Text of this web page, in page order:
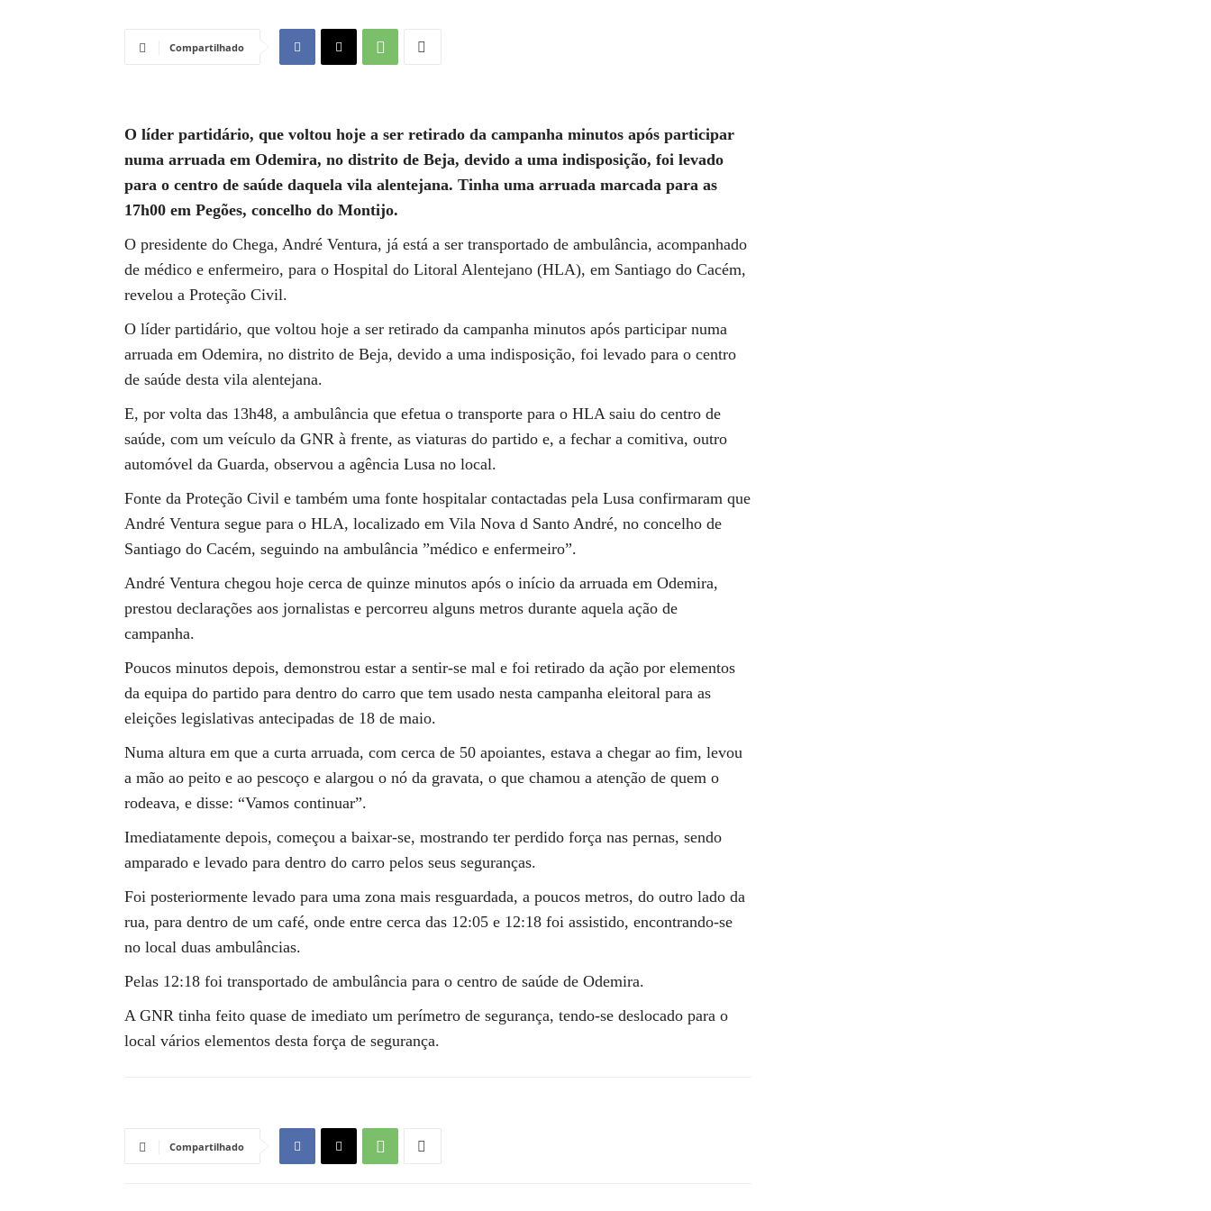
Compartilhado
O líder partidário, que voltou hoje a ser retirado da campanha minutos após participar
numa arruada em Odemira, no distrito de Beja, devido a uma indisposição, foi levado
para o centro de saúde daquela vila alentejana. Tinha uma arruada marcada para as
17h00 em Pegões, concelho do Montijo.
O presidente do Chega, André Ventura, já está a ser transportado de ambulância, acompanhado
de médico e enfermeiro, para o Hospital do Litoral Alentejano (HLA), em Santiago do Cacém,
revelou a Proteção Civil.
O líder partidário, que voltou hoje a ser retirado da campanha minutos após participar numa
arruada em Odemira, no distrito de Beja, devido a uma indisposição, foi levado para o centro
de saúde desta vila alentejana.
E, por volta das 13h48, a ambulância que efetua o transporte para o HLA saiu do centro de
saúde, com um veículo da GNR à frente, as viaturas do partido e, a fechar a comitiva, outro
automóvel da Guarda, observou a agência Lusa no local.
Fonte da Proteção Civil e também uma fonte hospitalar contactadas pela Lusa confirmaram que
André Ventura segue para o HLA, localizado em Vila Nova d Santo André, no concelho de
Santiago do Cacém, seguindo na ambulância ”médico e enfermeiro”.
André Ventura chegou hoje cerca de quinze minutos após o início da arruada em Odemira,
prestou declarações aos jornalistas e percorreu alguns metros durante aquela ação de
campanha.
Poucos minutos depois, demonstrou estar a sentir-se mal e foi retirado da ação por elementos
da equipa do partido para dentro do carro que tem usado nesta campanha eleitoral para as
eleições legislativas antecipadas de 18 de maio.
Numa altura em que a curta arruada, com cerca de 50 apoiantes, estava a chegar ao fim, levou
a mão ao peito e ao pescoço e alargou o nó da gravata, o que chamou a atenção de quem o
rodeava, e disse: “Vamos continuar”.
Imediatamente depois, começou a baixar-se, mostrando ter perdido força nas pernas, sendo
amparado e levado para dentro do carro pelos seus seguranças.
Foi posteriormente levado para uma zona mais resguardada, a poucos metros, do outro lado da
rua, para dentro de um café, onde entre cerca das 12:05 e 12:18 foi assistido, encontrando-se
no local duas ambulâncias.
Pelas 12:18 foi transportado de ambulância para o centro de saúde de Odemira.
A GNR tinha feito quase de imediato um perímetro de segurança, tendo-se deslocado para o
local vários elementos desta força de segurança.
Compartilhado